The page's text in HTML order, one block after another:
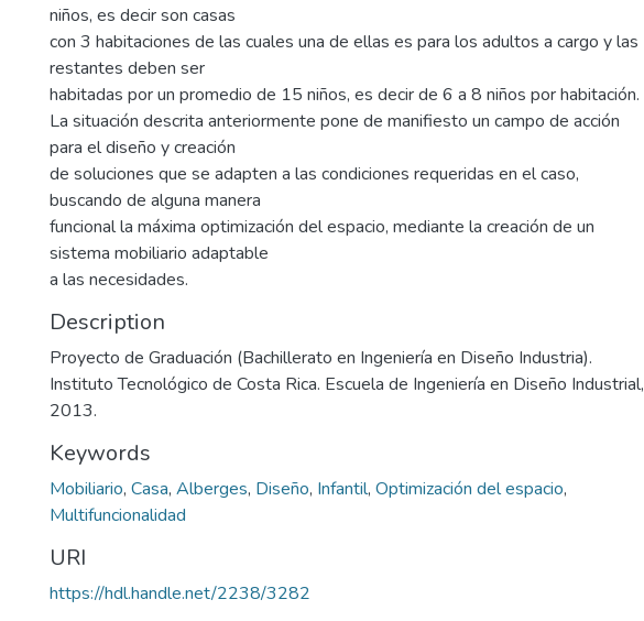
niños, es decir son casas
con 3 habitaciones de las cuales una de ellas es para los adultos a cargo y las
restantes deben ser
habitadas por un promedio de 15 niños, es decir de 6 a 8 niños por habitación.
La situación descrita anteriormente pone de manifiesto un campo de acción
para el diseño y creación
de soluciones que se adapten a las condiciones requeridas en el caso,
buscando de alguna manera
funcional la máxima optimización del espacio, mediante la creación de un
sistema mobiliario adaptable
a las necesidades.
Description
Proyecto de Graduación (Bachillerato en Ingeniería en Diseño Industria).
Instituto Tecnológico de Costa Rica. Escuela de Ingeniería en Diseño Industrial,
2013.
Keywords
Mobiliario, Casa, Alberges, Diseño, Infantil, Optimización del espacio,
Multifuncionalidad
URI
https://hdl.handle.net/2238/3282